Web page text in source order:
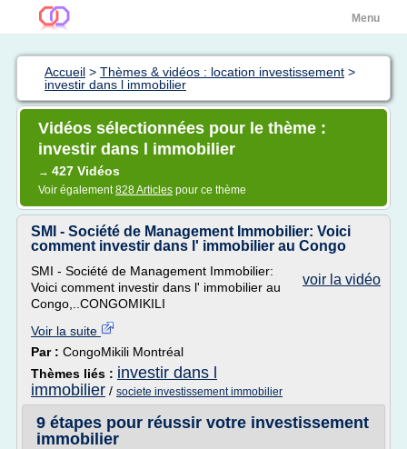
Menu
Accueil > Thèmes & vidéos : location investissement >
investir dans l immobilier
Vidéos sélectionnées pour le thème :
investir dans l immobilier
→ 427 Vidéos
Voir également828 Articles pour ce thème
SMI - Société de Management Immobilier: Voici
comment investir dans l' immobilier au Congo
voir la vidéo
SMI - Société de Management Immobilier:
Voici comment investir dans l' immobilier au
Congo,..CONGOMIKILI
Voir la suite
Par : CongoMikili Montréal
Thèmes liés : investir dans l
immobilier / societe investissement immobilier
9 étapes pour réussir votre investissement
immobilier